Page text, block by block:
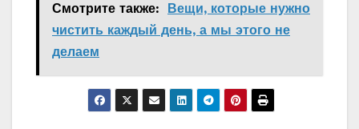
Смотрите также:
Вещи, которые нужно
чистить каждый день, а мы этого не
делаем